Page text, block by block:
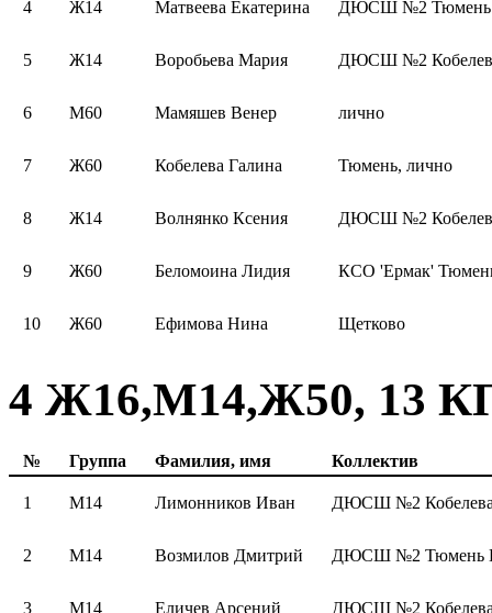
4 Ж14 Матвеева Екатерина ДЮСШ №2 Тюмень
5 Ж14 Воробьева Мария ДЮСШ №2
6 М60 Мамяшев Венер лично
7 Ж60 Кобелева Галина Тюмень, лично
8 Ж14 Волнянко Ксения ДЮСШ №2
9 Ж60 Беломоина Лидия КСО 'Ермак'
10 Ж60 Ефимова Нина Щетково
4 Ж16,М14,Ж50, 13
№ Группа Фамилия, имя Коллектив
1 М14 Лимонников Иван ДЮСШ №2
2 М14 Возмилов Дмитрий ДЮСШ №2 Тюмень
3 М14 Еличев Арсений ДЮСШ №2